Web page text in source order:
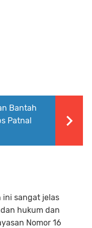
Bantah
Patnal
ini sangat jelas
hukum dan
Nomor 16